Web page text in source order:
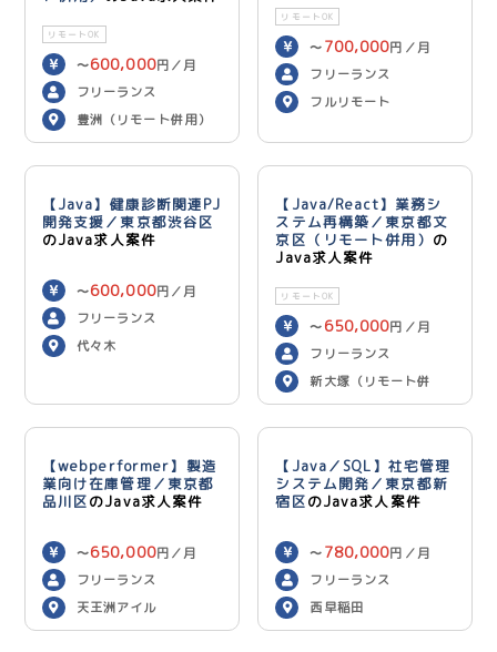
リモートOK
〜600,000円／月
フリーランス
豊洲（リモート併用）
リモートOK
〜 700,000円／月
フリーランス
フルリモート
【Java】健康診断関連PJ
開発支援／東京都渋谷区
のJava求人案件
〜600,000円／月
フリーランス
代々木
【Java/React】業務シ
ステム再構築／東京都文
京区（リモート併用） の
Java求人案件
リモートOK
〜 650,000円／月
フリーランス
新大塚（リモート併
用）
【webperformer】製造
業向け在庫管理／東京都
品川区のJava求人案件
〜650,000円／月
フリーランス
天王洲アイル
【Java／SQL】社宅管理
システム開発／東京都新
宿区のJava求人案件
〜 780,000円／月
フリーランス
西早稲田